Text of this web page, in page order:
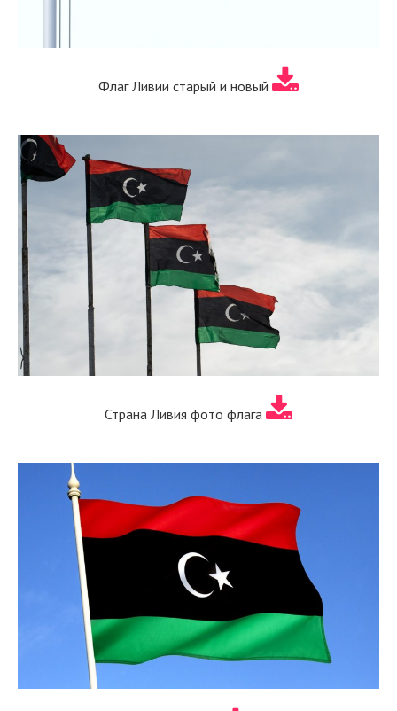
Флаг Ливии старый и новый
Страна Ливия фото флага